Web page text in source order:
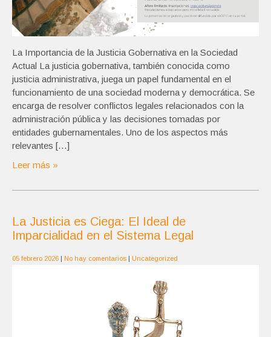
La Importancia de la Justicia Gobernativa en la Sociedad
Actual La justicia gobernativa, también conocida como
justicia administrativa, juega un papel fundamental en el
funcionamiento de una sociedad moderna y democrática. Se
encarga de resolver conflictos legales relacionados con la
administración pública y las decisiones tomadas por
entidades gubernamentales. Uno de los aspectos más
relevantes […]
Leer más »
La Justicia es Ciega: El Ideal de
Imparcialidad en el Sistema Legal
05 febrero 2026 | No hay comentarios | Uncategorized